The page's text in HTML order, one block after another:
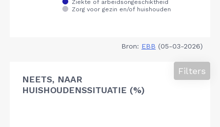
Bron: EBB (05-03-2026)
NEETS, NAAR
HUISHOUDENSSITUATIE (%)
Filters